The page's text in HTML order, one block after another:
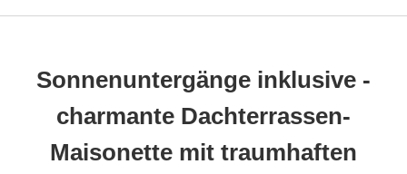
Sonnenuntergänge inklusive -
charmante Dachterrassen-
Maisonette mit traumhaften